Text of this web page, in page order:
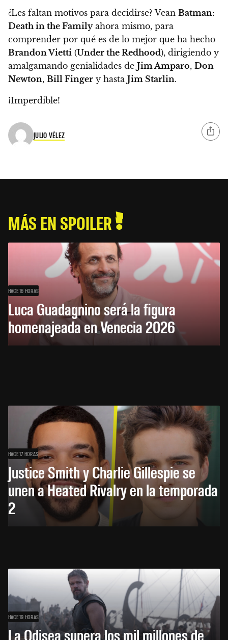
¿Les faltan motivos para decidirse?Vean Batman:
Death in the Familyahora mismo, para
comprender por qué es de lo mejor que ha hecho
Brandon Vietti (Under the Redhood), dirigiendo y
amalgamando genialidades de Jim Amparo, Don
Newton, Bill Finger y hasta Jim Starlin.
¡Imperdible!
JULIO VÉLEZ
MÁS EN SPOILER
HACE 16 HORAS
Luca Guadagnino será la figura
homenajeada en Venecia 2026
HACE 17 HORAS
Justice Smith y Charlie Gillespie se
unen a Heated Rivalry en la temporada
2
HACE 19 HORAS
La Odisea supera los mil millones de